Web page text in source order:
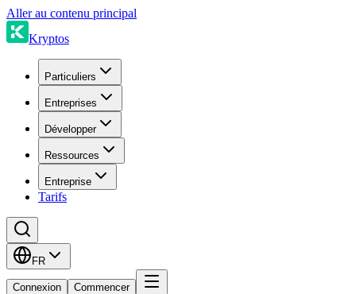
Aller au contenu principal
Kryptos
Particuliers
Entreprises
Développer
Ressources
Entreprise
Tarifs
FR
Connexion Commencer